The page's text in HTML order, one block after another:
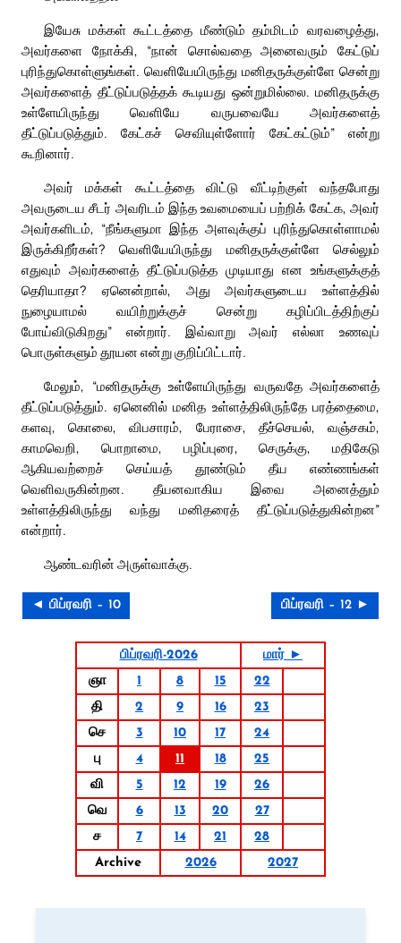
இயேசு மக்கள் கூட்டத்தை மீண்டும் தம்மிடம் வரவழைத்து,
அவர்களை நோக்கி, “நான் சொல்வதை அனைவரும் கேட்டுப்
புரிந்துகொள்ளுங்கள். வெளியேயிருந்து மனிதருக்குள்ளே சென்று
அவர்களைத் தீட்டுப்படுத்தக் கூடியது ஒன்றுமில்லை. மனிதருக்கு
உள்ளேயிருந்து வெளியே வருபவையே அவர்களைத்
தீட்டுப்படுத்தும். கேட்கச் செவியுள்ளோர் கேட்கட்டும்” என்று
கூறினார்.
அவர் மக்கள் கூட்டத்தை விட்டு வீட்டிற்குள் வந்தபோது
அவருடைய சீடர் அவரிடம் இந்த உவமையைப் பற்றிக் கேட்க, அவர்
அவர்களிடம், “நீங்களுமா இந்த அளவுக்குப் புரிந்துகொள்ளாமல்
இருக்கிறீர்கள்? வெளியேயிருந்து மனிதருக்குள்ளே செல்லும்
எதுவும் அவர்களைத் தீட்டுப்படுத்த முடியாது என உங்களுக்குத்
தெரியாதா? ஏனென்றால், அது அவர்களுடைய உள்ளத்தில்
நுழையாமல் வயிற்றுக்குச் சென்று கழிப்பிடத்திற்குப்
போய்விடுகிறது” என்றார். இவ்வாறு அவர் எல்லா உணவுப்
பொருள்களும் தூயன என்று குறிப்பிட்டார்.
மேலும், “மனிதருக்கு உள்ளேயிருந்து வருவதே அவர்களைத்
தீட்டுப்படுத்தும். ஏனெனில் மனித உள்ளத்திலிருந்தே பரத்தைமை,
களவு, கொலை, விபசாரம், பேராசை, தீச்செயல், வஞ்சகம்,
காமவெறி, பொறாமை, பழிப்புரை, செருக்கு, மதிகேடு
ஆகியவற்றைச் செய்யத் தூண்டும் தீய எண்ணங்கள்
வெளிவருகின்றன. தீயனவாகிய இவை அனைத்தும்
உள்ளத்திலிருந்து வந்து மனிதரைத் தீட்டுப்படுத்துகின்றன”
என்றார்.
ஆண்டவரின் அருள்வாக்கு.
◄ பிப்ரவரி – 10 பிப்ரவரி – 12 ►
பிப்ரவரி-2026
மார் ►
ஞா
1 8 15
22
தி
2 9 16
23
செ
3 10 17
24
பு
4 11 18
25
வி
5 12 19
26
வெ
6 13 20
27
ச
7 14 21
28
Archive
2026 2027